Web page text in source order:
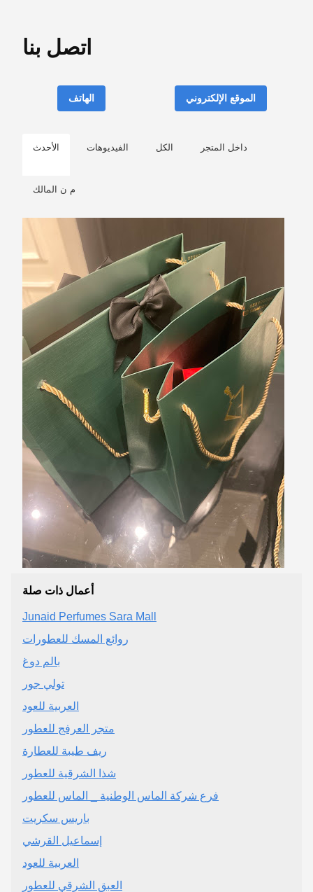
اتصل بنا
الهاتف الموقع الإلكتروني
الأحدث الفيديوهات الكل داخل المتجر
م ن المالك
أعمال ذات صلة
Junaid Perfumes Sara Mall
روائع المسك للعطورات
بالم دوغ
تولي جور
العربية للعود
متجر العرفج للعطور
ريف طيبة للعطارة
شذا الشرقية للعطور
فرع شركة الماس الوطنية _ الماس للعطور
باريس سكريت
إسماعيل القرشي
العربية للعود
العبق الشرقي للعطور